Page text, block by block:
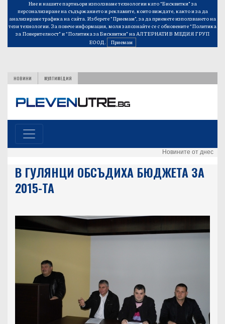
Ние и нашите партньори използваме технологии като “Бисквитки” за
персонализиране на съдържанието и рекламите, които виждате, както и за да
анализираме трафика на сайта. Изберете “Приемам”, за да приемете използването на
тези технологии. За повече информация, моля запознайте се с обновените“Политика
за Поверителност”и“Политика за Бисквитки”на АЛТЕРНАТИВ МЕДИЯ ГРУП
ЕООД.
Приемам
НОВИНИ МУЛТИМЕДИЯ
Новините от днес
В ГУЛЯНЦИ ОБСЪДИХА БЮДЖЕТА ЗА
2015-ТА